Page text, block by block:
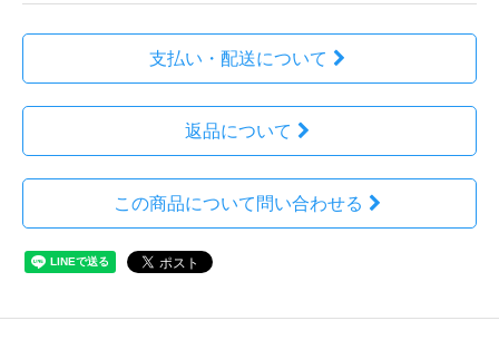
支払い・配送について
返品について
この商品について問い合わせる